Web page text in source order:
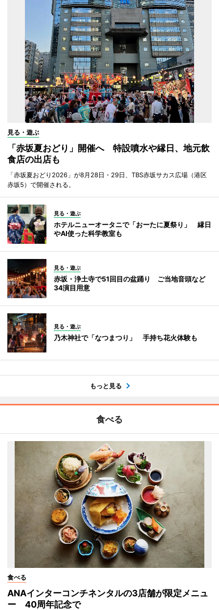
見る・遊ぶ
「赤坂夏おどり」開催へ 特設噴水や縁日、地元飲
食店の出店も
「赤坂夏おどり2026」が8月28日・29日、TBS赤坂サカス広場（港区
赤坂5）で開催される。
見る・遊ぶ
ホテルニューオータニで「おーたに夏祭り」 縁日
やAI使った科学教室も
見る・遊ぶ
赤坂・浄土寺で51回目の盆踊り ご当地音頭など
34演目用意
見る・遊ぶ
乃木神社で「なつまつり」 手持ち花火体験も
もっと見る
食べる
食べる
ANAインターコンチネンタルの3店舗が限定メニュ
ー 40周年記念で